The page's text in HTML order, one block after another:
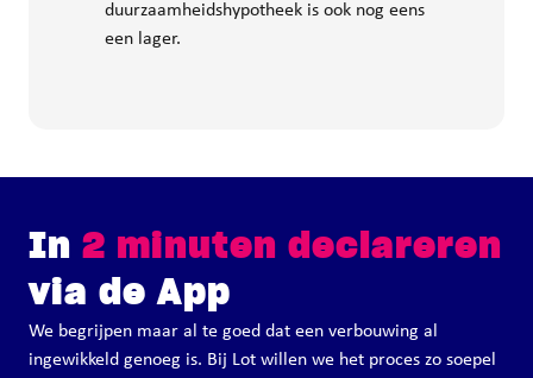
duurzaamheidshypotheek is ook nog eens
een lager.
In 2 minuten declareren
via de App
We begrijpen maar al te goed dat een verbouwing al
ingewikkeld genoeg is. Bij Lot willen we het proces zo soepel